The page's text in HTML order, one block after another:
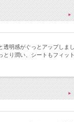
明感がぐっとアップしまし
とり潤い、シートもフィッ